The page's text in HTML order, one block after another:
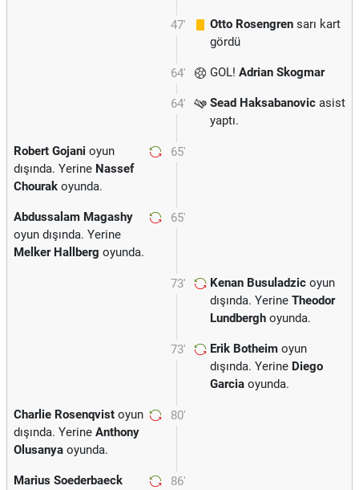
47' Otto Rosengren sarı kart
gördü
64' GOL! Adrian Skogmar
64' Sead Haksabanovic asist
yaptı.
65'
Robert Gojani oyun
dışında. Yerine Nassef
Chourak oyunda.
65'
Abdussalam Magashy
oyun dışında. Yerine
Melker Hallberg oyunda.
73' Kenan Busuladzic oyun
dışında. Yerine Theodor
Lundbergh oyunda.
73' Erik Botheim oyun
dışında. Yerine Diego
Garcia oyunda.
80'
Charlie Rosenqvist oyun
dışında. Yerine Anthony
Olusanya oyunda.
86'
Marius Soederbaeck